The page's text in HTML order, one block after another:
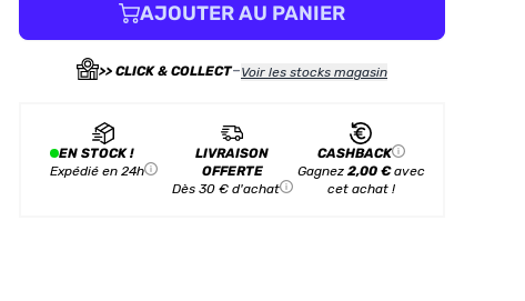
AJOUTER AU PANIER
>> CLICK & COLLECT-Voir les stocks magasin
EN STOCK !
Expédié en 24h
LIVRAISON
OFFERTE
Dès 30 € d'achat
CASHBACK
Gagnez 2,00 €avec
cet achat !